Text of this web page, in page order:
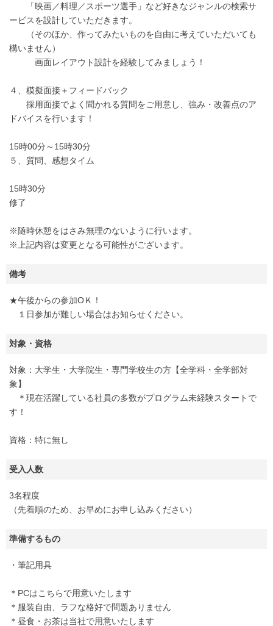
「映画／料理／スポーツ選手」など好きなジャンルの検索サ
ービスを設計していただきます。
（そのほか、作ってみたいものを自由に考えていただいても
構いません）
画面レイアウト設計を経験してみましょう！
４、模擬面接＋フィードバック
採用面接でよく聞かれる質問をご用意し、強み・改善点のア
ドバイスを行います！
15時00分～15時30分
５、質問、感想タイム
15時30分
修了
※随時休憩をはさみ無理のないように行います。
※上記内容は変更となる可能性がございます。
備考
★午後からの参加ОＫ！
１日参加が難しい場合はお知らせください。
対象・資格
対象：大学生・大学院生・専門学校生の方【全学科・全学部対
象】
＊現在活躍している社員の多数がプログラム未経験スタートで
す！
資格：特に無し
受入人数
3名程度
（先着順のため、お早めにお申し込みください）
準備するもの
・筆記用具
＊PCはこちらで用意いたします
＊服装自由、ラフな格好で問題ありません
＊昼食・お茶は当社で用意いたします